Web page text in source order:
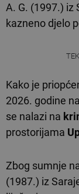
A. G. (1997.) iz
kazneno djelo
Kako je
2026. godine
se nalazi na
prostorijama
Zbog sumnje
(1987.) iz